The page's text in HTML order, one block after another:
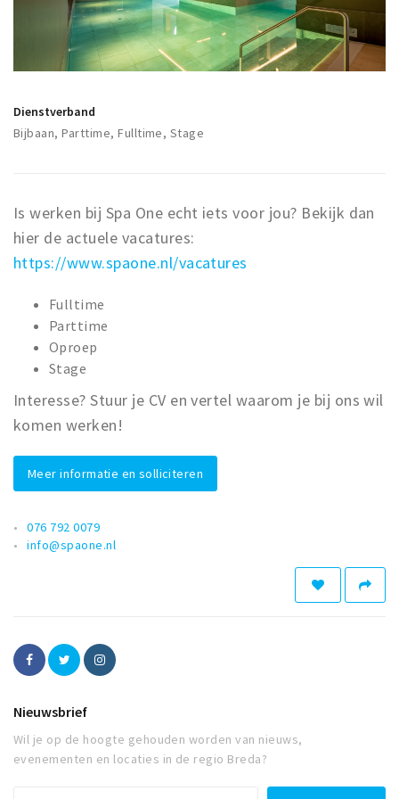
Winkelgebieden
Parkeren
Musea, theaters & podia
Natuurgebieden
Baroniepoorten
Sport
Privacy
Inloggen
Dienstverband
Bijbaan, Parttime, Fulltime, Stage
Is werken bij Spa One echt iets voor jou? Bekijk dan
hier de actuele vacatures:
https://www.spaone.nl/vacatures
Fulltime
Parttime
Oproep
Stage
Interesse? Stuur je CV en vertel waarom je bij ons wil
komen werken!
Meer informatie en solliciteren
076 792 0079
info@spaone.nl
Nieuwsbrief
Wil je op de hoogte gehouden worden van nieuws,
evenementen en locaties in de regio Breda?